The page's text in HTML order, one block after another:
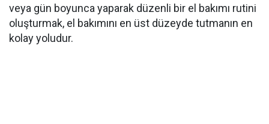
veya gün boyunca yaparak düzenli bir el bakımı rutini
oluşturmak, el bakımını en üst düzeyde tutmanın en
kolay yoludur.